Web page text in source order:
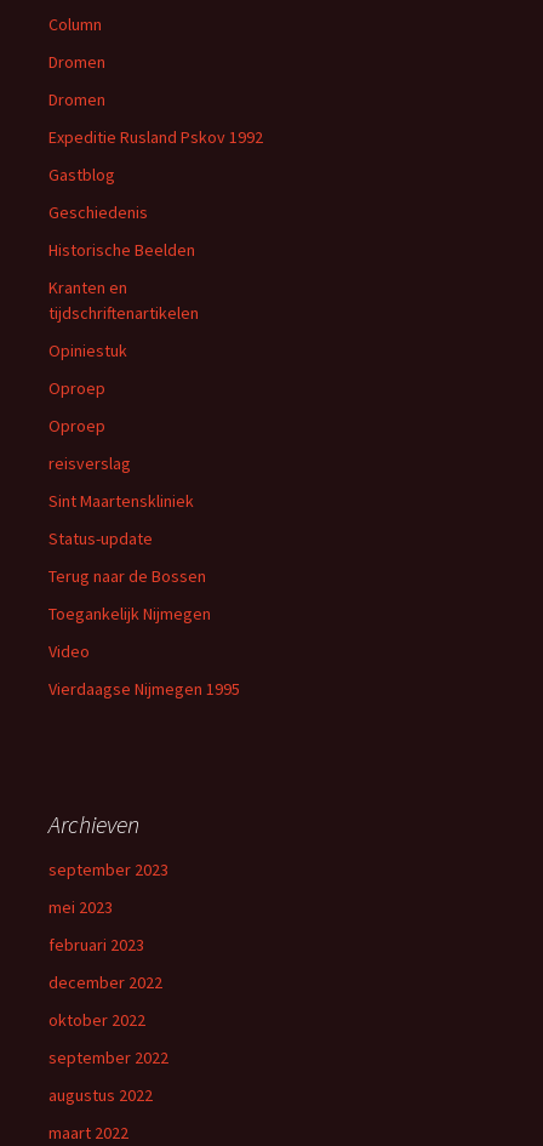
Column
Dromen
Dromen
Expeditie Rusland Pskov 1992
Gastblog
Geschiedenis
Historische Beelden
Kranten en
tijdschriftenartikelen
Opiniestuk
Oproep
Oproep
reisverslag
Sint Maartenskliniek
Status-update
Terug naar de Bossen
Toegankelijk Nijmegen
Video
Vierdaagse Nijmegen 1995
Archieven
september 2023
mei 2023
februari 2023
december 2022
oktober 2022
september 2022
augustus 2022
maart 2022